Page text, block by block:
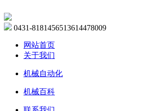
0431-8181456513614478009
网站首页
关于我们
机械自动化
机械百科